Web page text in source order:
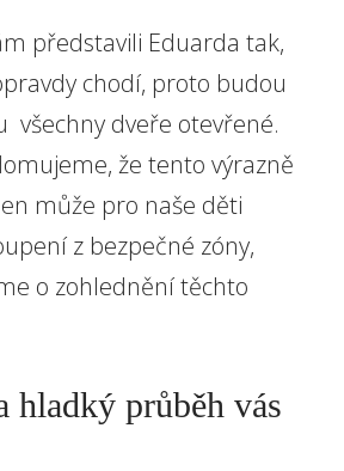
představili Eduarda tak,
chodí, proto budou
všechny dveře otevřené.
že tento výrazně
může pro naše děti
z bezpečné zóny,
o zohlednění těchto
hladký průběh vás